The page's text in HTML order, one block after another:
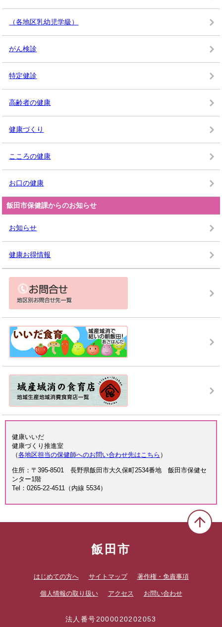
（各地区乳幼児学級）
がん検診
特定健診
高齢者の健康
健康づくり
こころの健康
お口の健康
飯田市保健課からのお知らせ
お知らせ
健康お得情報
健康いいだ
健康づくり推進室
（各地区担当の保健師へのお問い合わせ先はこちら ）
住所：〒395-8501 長野県飯田市大久保町2534番地 飯田市保健セ
ンター1階
Tel：0265-22-4511（内線 5534）
飯田市
はじめての方へ サイトマップ 著作権・免責事項
個人情報の取り扱い アクセス お問い合わせ
法人番号2000020202053